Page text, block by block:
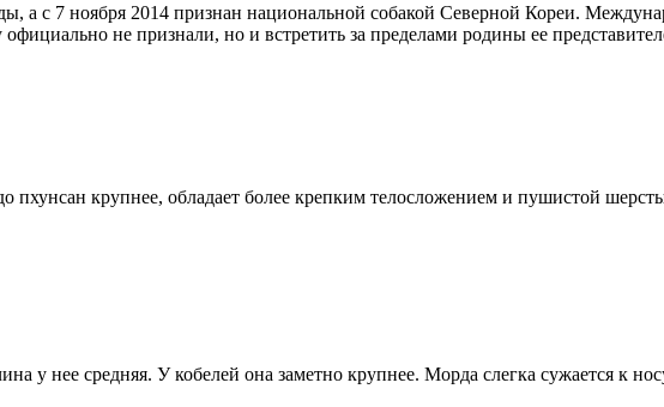
а с 7 ноября 2014 признан национальной собакой Северной Кореи.
не признали, но и встретить за пределами родины ее
крупнее, обладает более крепким телосложением и пушистой
у нее средняя. У кобелей она заметно крупнее. Морда слегка сужается к